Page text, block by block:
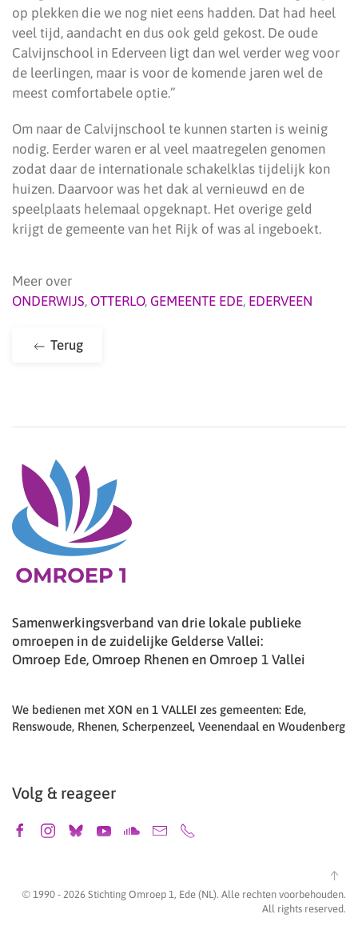
op plekken die we nog niet eens hadden. Dat had heel
veel tijd, aandacht en dus ook geld gekost. De oude
Calvijnschool in Ederveen ligt dan wel verder weg voor
de leerlingen, maar is voor de komende jaren wel de
meest comfortabele optie.”
Om naar de Calvijnschool te kunnen starten is weinig
nodig. Eerder waren er al veel maatregelen genomen
zodat daar de internationale schakelklas tijdelijk kon
huizen. Daarvoor was het dak al vernieuwd en de
speelplaats helemaal opgeknapt. Het overige geld
krijgt de gemeente van het Rijk of was al ingeboekt.
Meer over
ONDERWIJS, OTTERLO, GEMEENTE EDE, EDERVEEN
Terug
Samenwerkingsverband van drie lokale publieke
omroepen in de zuidelijke Gelderse Vallei:
Omroep Ede, Omroep Rhenen en Omroep 1 Vallei
We bedienen met XON en 1 VALLEI zes gemeenten: Ede,
Renswoude, Rhenen, Scherpenzeel, Veenendaal en Woudenberg
Volg & reageer
© 1990 - 2026 Stichting Omroep 1, Ede (NL). Alle rechten voorbehouden.
All rights reserved.